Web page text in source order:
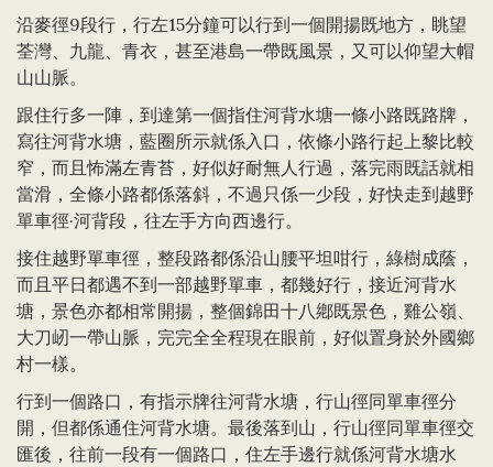
沿麥徑9段行，行左15分鐘可以行到一個開揚既地方，眺望
荃灣、九龍、青衣，甚至港島一帶既風景，又可以仰望大帽
山山脈。
跟住行多一陣，到達第一個指住河背水塘一條小路既路牌，
寫往河背水塘，藍圈所示就係入口，依條小路行起上黎比較
窄，而且怖滿左青苔，好似好耐無人行過，落完雨既話就相
當滑，全條小路都係落斜，不過只係一少段，好快走到越野
單車徑·河背段，往左手方向西邊行。
接住越野單車徑，整段路都係沿山腰平坦咁行，綠樹成蔭，
而且平日都遇不到一部越野單車，都幾好行，接近河背水
塘，景色亦都相常開揚，整個錦田十八鄕既景色，雞公嶺、
大刀屻一帶山脈，完完全全程現在眼前，好似置身於外國鄉
村一樣。
行到一個路口，有指示牌往河背水塘，行山徑同單車徑分
開，但都係通住河背水塘。最後落到山，行山徑同單車徑交
匯後，往前一段有一個路口，住左手邊行就係河背水塘水